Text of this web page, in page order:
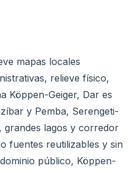
mapas locales
relieve físico,
Köppen-Geiger, Dar es
y Pemba, Serengeti-
grandes lagos y corredor
fuentes reutilizables y sin
público, Köppen-